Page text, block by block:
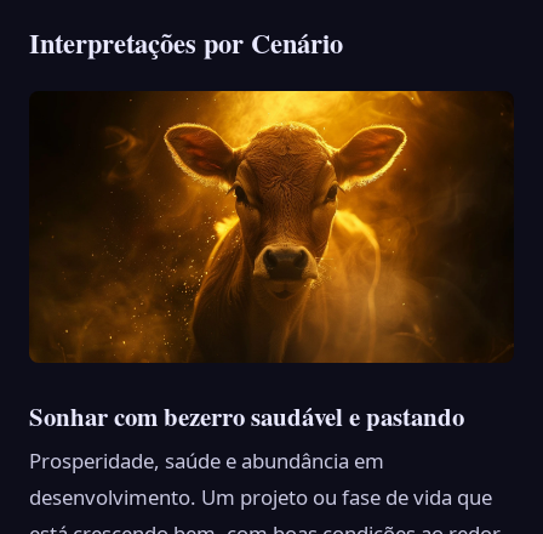
Interpretações por Cenário
Sonhar com bezerro saudável e pastando
Prosperidade, saúde e abundância em
desenvolvimento. Um projeto ou fase de vida que